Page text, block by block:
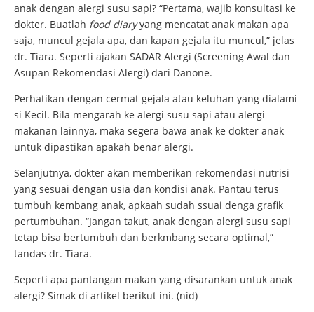
anak dengan alergi susu sapi? “Pertama, wajib konsultasi ke
dokter. Buatlah food diaryyang mencatat anak makan apa
saja, muncul gejala apa, dan kapan gejala itu muncul,” jelas
dr. Tiara. Seperti ajakan SADAR Alergi (Screening Awal dan
Asupan Rekomendasi Alergi) dari Danone.
Perhatikan dengan cermat gejala atau keluhan yang dialami
si Kecil. Bila mengarah ke alergi susu sapi atau alergi
makanan lainnya, maka segera bawa anak ke dokter anak
untuk dipastikan apakah benar alergi.
Selanjutnya, dokter akan memberikan rekomendasi nutrisi
yang sesuai dengan usia dan kondisi anak. Pantau terus
tumbuh kembang anak, apkaah sudah ssuai denga grafik
pertumbuhan. “Jangan takut, anak dengan alergi susu sapi
tetap bisa bertumbuh dan berkmbang secara optimal,”
tandas dr. Tiara.
Seperti apa pantangan makan yang disarankan untuk anak
alergi? Simak di artikel berikut ini. (nid)